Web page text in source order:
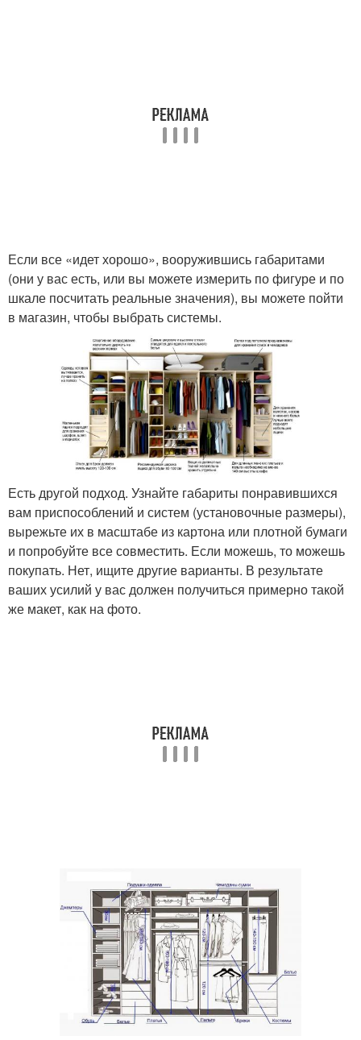
Если все «идет хорошо», вооружившись габаритами
(они у вас есть, или вы можете измерить по фигуре и по
шкале посчитать реальные значения), вы можете пойти
в магазин, чтобы выбрать системы.
Есть другой подход. Узнайте габариты понравившихся
вам приспособлений и систем (установочные размеры),
вырежьте их в масштабе из картона или плотной бумаги
и попробуйте все совместить. Если можешь, то можешь
покупать. Нет, ищите другие варианты. В результате
ваших усилий у вас должен получиться примерно такой
же макет, как на фото.